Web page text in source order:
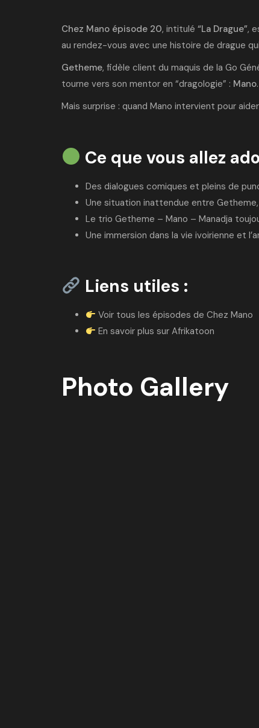
Chez Mano épisode 20, intitulé “La Drague”,
au rendez-vous avec une histoire de drague
Getheme, fidèle client du maquis de la Go
tourne vers son mentor en “dragologie” : Mano.
Mais surprise : quand Mano intervient pour
Ce que vous allez
Des dialogues comiques et pleins de
Une situation inattendue entre
Le trio Getheme – Mano – Manadja
Une immersion dans la vie ivoirienne et
Liens utiles :
Voir tous les épisodes de Chez Mano
En savoir plus sur Afrikatoon
Photo Gallery